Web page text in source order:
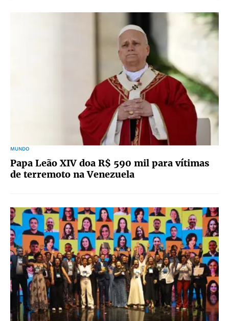
MUNDO
Papa Leão XIV doa R$ 590 mil para vítimas
de terremoto na Venezuela